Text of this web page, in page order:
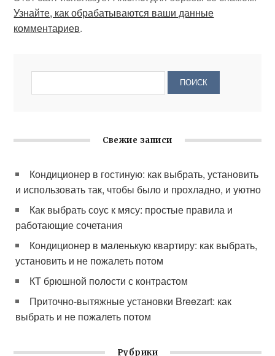
Узнайте, как обрабатываются ваши данные
комментариев.
Свежие записи
Кондиционер в гостиную: как выбрать, установить
и использовать так, чтобы было и прохладно, и уютно
Как выбрать соус к мясу: простые правила и
работающие сочетания
Кондиционер в маленькую квартиру: как выбрать,
установить и не пожалеть потом
КТ брюшной полости с контрастом
Приточно-вытяжные установки Breezart: как
выбрать и не пожалеть потом
Рубрики